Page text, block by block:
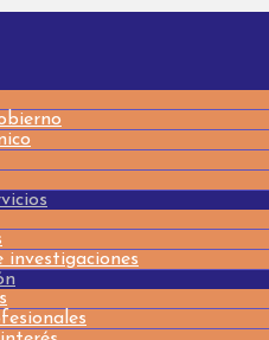
investigaciones